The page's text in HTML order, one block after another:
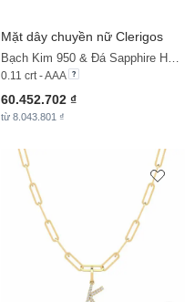
Mặt dây chuyền nữ Clerigos
0.11 crt - AAA
60.452.702 ₫
từ 8.043.801 ₫